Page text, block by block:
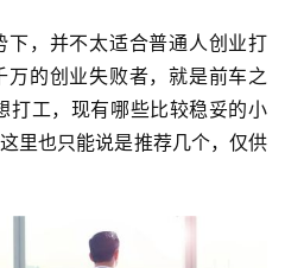
下，并不太适合普通人创业打
的创业失败者，就是前车之
打工，现有哪些比较稳妥的小
里也只能说是推荐几个，仅供